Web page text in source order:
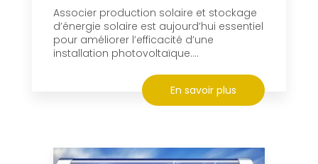
Associer production solaire et stockage
d’énergie solaire est aujourd’hui essentiel
pour améliorer l’efficacité d’une
installation photovoltaïque....
En savoir plus